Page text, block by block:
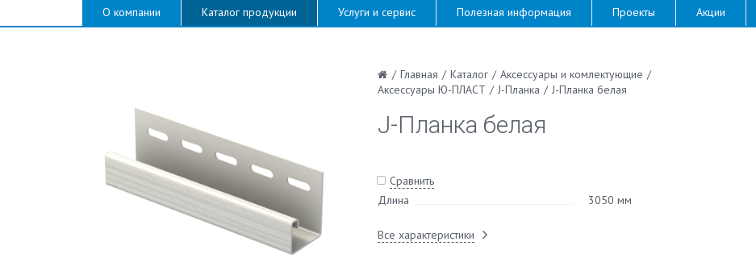
О компании Каталог продукции Услуги и сервис Полезная информация Проекты Акции
/ Главная / Каталог / Аксессуары и комлектующие /
Аксессуары Ю-ПЛАСТ / J-Планка / J-Планка белая
J-Планка белая
Сравнить
Длина
3050 мм
Все характеристики